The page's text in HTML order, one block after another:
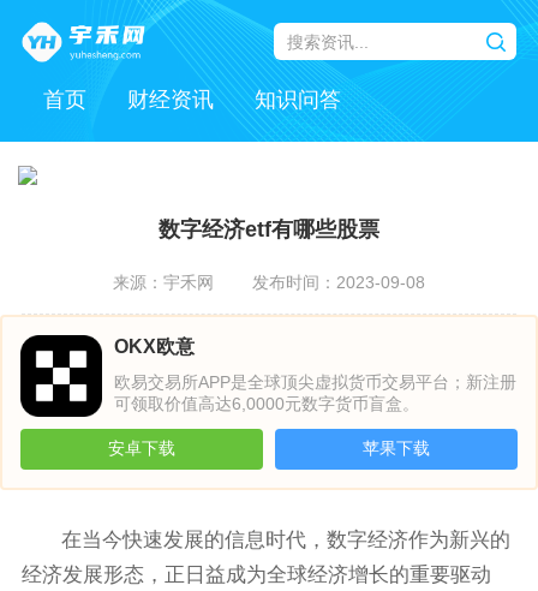
首页 财经资讯 知识问答
数字经济etf有哪些股票
来源：宇禾网 发布时间：2023-09-08
OKX欧意
欧易交易所APP是全球顶尖虚拟货币交易平台；新注册
可领取价值高达6,0000元数字货币盲盒。
安卓下载 苹果下载
在当今快速发展的信息时代，数字经济作为新兴的
经济发展形态，正日益成为全球经济增长的重要驱动